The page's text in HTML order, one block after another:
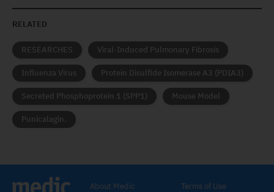
RELATED
RESEARCHES Viral-Induced Pulmonary Fibrosis
Influenza Virus Protein Disulfide Isomerase A3 (PDIA3)
Secreted Phosphoprotein 1 (SPP1) Mouse Model
Punicalagin.
About Medic Terms of Use